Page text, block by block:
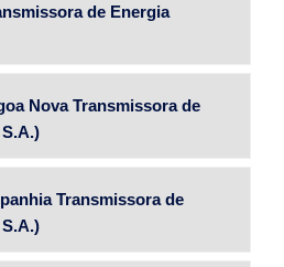
de Energia
Nova Transmissora de
Transmissora de